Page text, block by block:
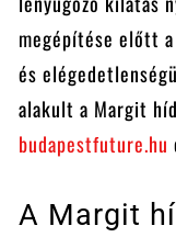
megépítése előtt
és
alakult a Margit
budapestfuture.hu
A Margit